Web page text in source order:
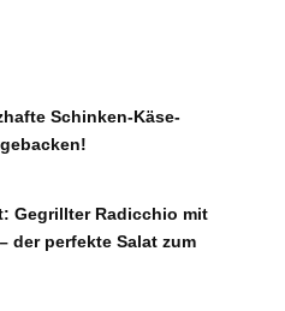
Schinken-Käse-
Gegrillter Radicchio mit
der perfekte Salat zum